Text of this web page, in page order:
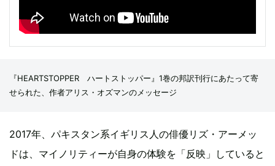
『HEARTSTOPPER ハートストッパー』1巻の邦訳刊行にあたって寄
せられた、作者アリス・オズマンのメッセージ
2017年、パキスタン系イギリス人の俳優リズ・アーメッ
ドは、マイノリティーが自身の体験を「反映」していると